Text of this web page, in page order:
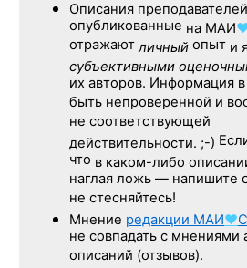
Описания
опубликованные на МАИ
отражаютличный опыт и
субъективными
их авторов. Информация
быть непроверенной и
не соответствующей
действительности. ;-)
что в каком-либо
наглая ложь — напишите
не стесняйтесь!
Мнение редакции МАИ♥
не совпадать с мнениями
описаний (отзывов).